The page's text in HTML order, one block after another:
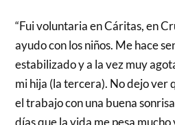
“Fui voluntaria en Cáritas, en
ayudo con los niños. Me hace
estabilizado y a la vez muy
mi hija (la tercera). No dejo ver
el trabajo con una buena
días que la vida me pesa mucho